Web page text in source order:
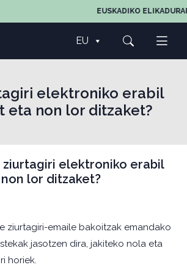
EUSKADIKO
EU
elektroniko erabil
eta non lor ditzaket?
ziurtagiri elektroniko erabil
lor ditzaket?
ziurtagiri-emaile bakoitzak emandako
jasotzen dira, jakiteko nola eta
horiek.